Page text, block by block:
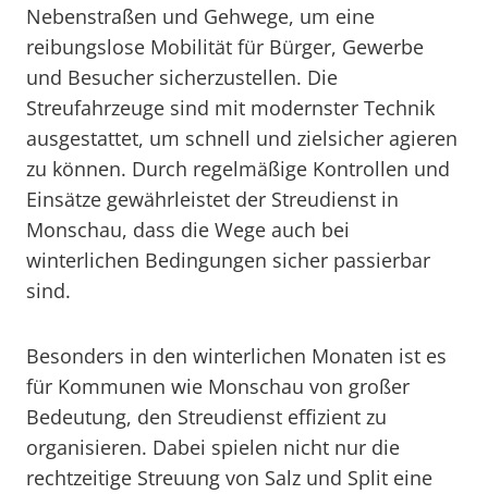
Nebenstraßen und Gehwege, um eine
reibungslose Mobilität für Bürger, Gewerbe
und Besucher sicherzustellen. Die
Streufahrzeuge sind mit modernster Technik
ausgestattet, um schnell und zielsicher agieren
zu können. Durch regelmäßige Kontrollen und
Einsätze gewährleistet der Streudienst in
Monschau, dass die Wege auch bei
winterlichen Bedingungen sicher passierbar
sind.
Besonders in den winterlichen Monaten ist es
für Kommunen wie Monschau von großer
Bedeutung, den Streudienst effizient zu
organisieren. Dabei spielen nicht nur die
rechtzeitige Streuung von Salz und Split eine